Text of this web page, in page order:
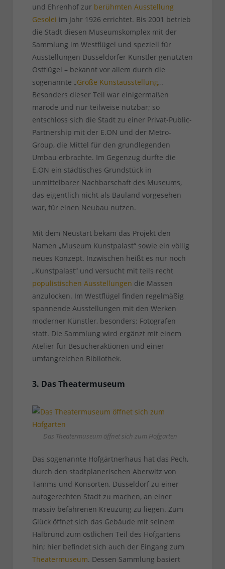
und Ehrenhof zur berühmten Ausstellung
Gesolei im Jahr 1926 errichtet. Bis 2001 betrieb
die Stadt diesen Museumskomplex mit der
Sammlung im Westflügel und speziell für
Ausstellungen Düsseldorfer Künstler genutzten
Ostflügel – bekannt vor allem durch die
sogenannte „Große Kunstausstellung„.
Besonders dieser Teil war einigermaßen
marode und nur teilweise nutzbar; so
entschloss sich die Stadt zu einer Privat-Public-
Partnership mit der E.ON und der Metro-
Group, die Mittel für den grundlegenden
Umbau erbrachte. Im Gegenzug durfte die
E.ON ein städtisches Grundstück in
unmittelbarer Nachbarschaft des Museums,
das eigentlich nicht als Bauland vorgesehen
war, für einen Neubau nutzen.
Mit dem Neustart bekam das Projekt den
Namen „Museum Kunstpalast“ sowie ein völlig
neues Konzept. Inzwischen heißt es nur noch
„Kunstpalast“ und versucht mit teils recht
populistischen Ausstellungen die Massen
anzulocken. Im Westflügel finden regelmäßig
spannende Ausstellungen mit den Werken
moderner Künstler, besonders: Fotografen
statt. Die Sammlung wird ergänzt mit einem
Atelier für Besucheraktionen und einer
umfangreichen Bibliothek.
3. Das Theatermuseum
Das Theatermuseum öffnet sich zum Hofgarten
Das sogenannte Hofgärtnerhaus hat das Pech,
durch den stadtplanerischen Aberwitz von
Tamms und Konsorten, Düsseldorf zu einer
autogerechten Stadt zu machen, an einer
massiv befahrenen Kreuzung zu liegen. Zum
Glück öffnet sich das Gebäude mit seinem
Halbrund zum östlichen Teil des Hofgartens
hin; hier befindet sich auch der Eingang zum
Theatermuseum. Dessen Sammlung basiert